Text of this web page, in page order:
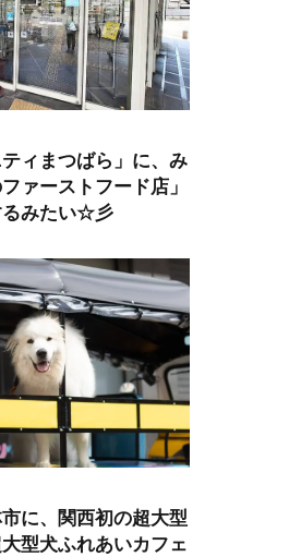
ィまつばら」に、み
ァーストフード店」
るみたい☆彡
に、関西初の超大型
型犬ふれあいカフェ